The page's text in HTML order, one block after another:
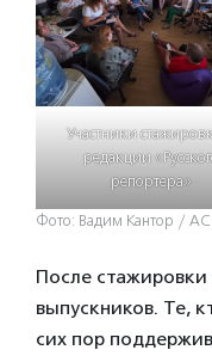
Участники
редакции
репортера»
Фото: Вадим Кантор /
После
выпускников. Те,
сих пор